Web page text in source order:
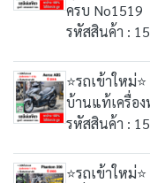
ครบ No1519
รหัสสินค้า :
⭐รถเข้าใหม่
บ้านแท้เครื่อง
รหัสสินค้า :
⭐รถเข้าใหม่